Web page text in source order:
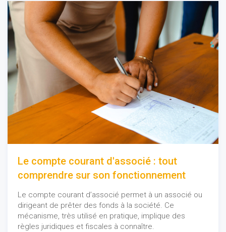
Le compte courant d'associé : tout
comprendre sur son fonctionnement
Le compte courant d’associé permet à un associé ou
dirigeant de prêter des fonds à la société. Ce
mécanisme, très utilisé en pratique, implique des
règles juridiques et fiscales à connaître.